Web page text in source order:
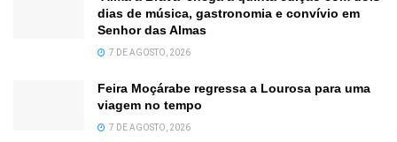
dias de música, gastronomia e convívio em
Senhor das Almas
7 DE AGOSTO, 2026
Feira Moçárabe regressa a Lourosa para uma
viagem no tempo
7 DE AGOSTO, 2026